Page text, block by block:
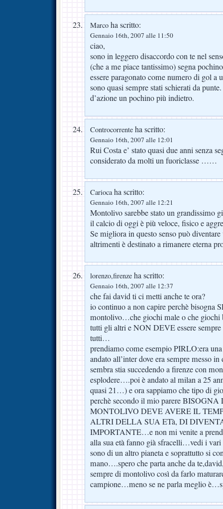
Marco ha scritto:
Gennaio 16th, 2007 alle 11:50
ciao,
sono in leggero disaccordo con te nel
(che a me piace tantissimo) segna
essere paragonato come numero di gol a
sono quasi sempre stati schierati da
d’azione un pochino più indietro.
Controcorrente ha scritto:
Gennaio 16th, 2007 alle 12:01
Rui Costa e’ stato quasi due anni senza
considerato da molti un fuoriclasse ……
Cariocaha scritto:
Gennaio 16th, 2007 alle 12:21
Montolivo sarebbe stato un grandissimo
il calcio di oggi è più veloce, fisico e
Se migliora in questo senso può
altrimenti è destinato a rimanere eterna
lorenzo,firenze ha scritto:
Gennaio 16th, 2007 alle 12:37
che fai david ti ci metti anche te ora?
io continuo a non capire perchè bisogna
montolivo…che giochi male o che giochi
tutti gli altri e NON DEVE essere
tutti…
prendiamo come esempio PIRLO:era
andato all’inter dove era sempre messo
sembra stia succedendo a firenze con
esplodere….poi è andato al milan a 25
quasi 21…) e ora sappiamo che tipo di
perchè secondo il mio parere
MONTOLIVO DEVE AVERE IL
ALTRI DELLA SUA ETà, DI
IMPORTANTE…e non mi venite a
alla sua età fanno già sfracelli…vedi i
sono di un altro pianeta e soprattutto si
mano….spero che parta anche da
sempre di montolivo così da farlo
campione…meno se ne parla meglio